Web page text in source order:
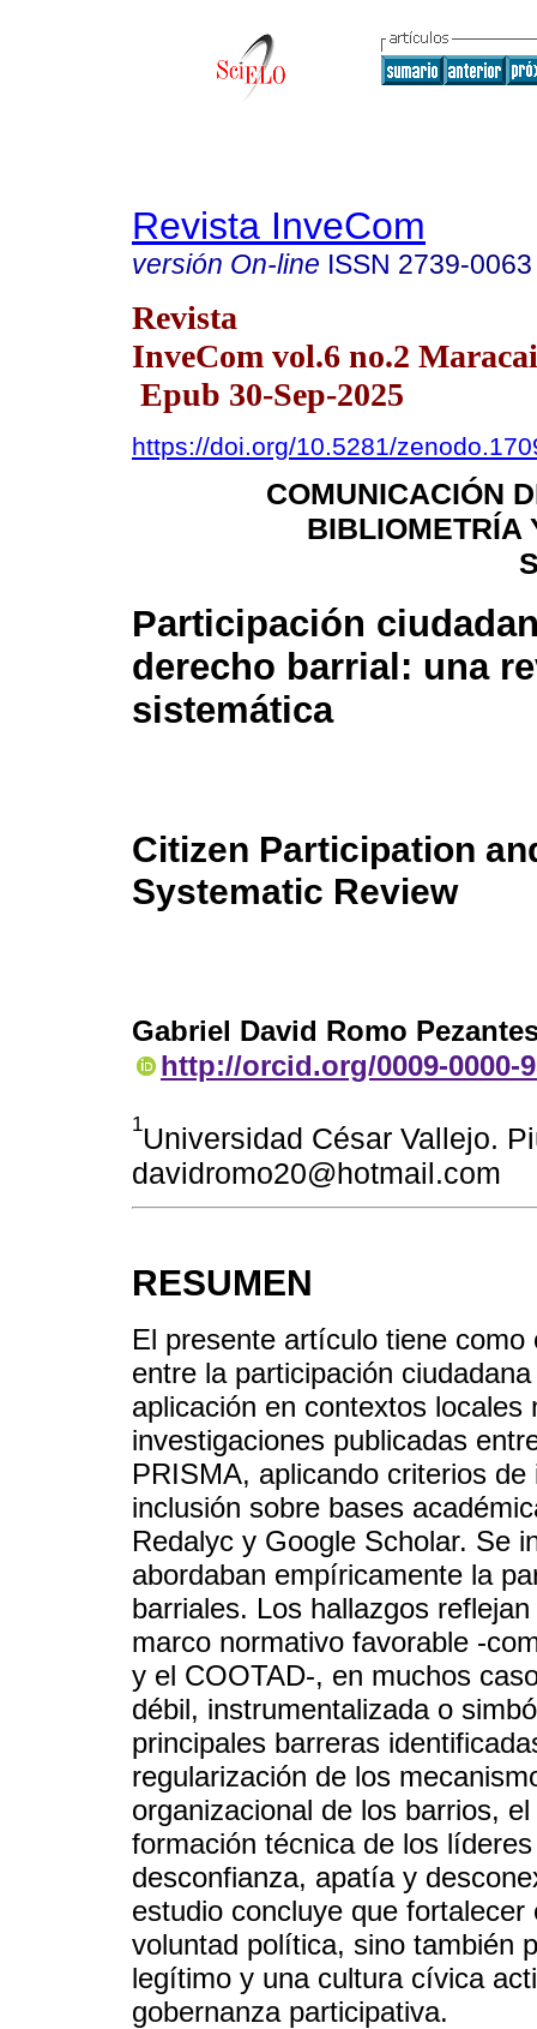
Revista InveCom
versión On-line ISSN 2739-0063
Revista
InveCom vol.6 no.2
Epub 30-Sep-2025
https://doi.org/10.5281/
COMUNICACIÓN
BIBLIOMETRÍA
Participación
derecho barrial: una
sistemática
Citizen Participation
Systematic Review
Gabriel David Romo
http://orcid.org/0009-0000-
1Universidad César Vallejo.
davidromo20@hotmail.com
RESUMEN
El presente artículo tiene
entre la participación
aplicación en contextos
investigaciones publicadas
PRISMA, aplicando criterios
inclusión sobre bases
Redalyc y Google Scholar. Se
abordaban empíricamente la
barriales. Los hallazgos
marco normativo favorable -
y el COOTAD-, en muchos
débil, instrumentalizada o
principales barreras
regularización de los
organizacional de los barrios,
formación técnica de los
desconfianza, apatía y
estudio concluye que
voluntad política, sino también
legítimo y una cultura cívica
gobernanza participativa.